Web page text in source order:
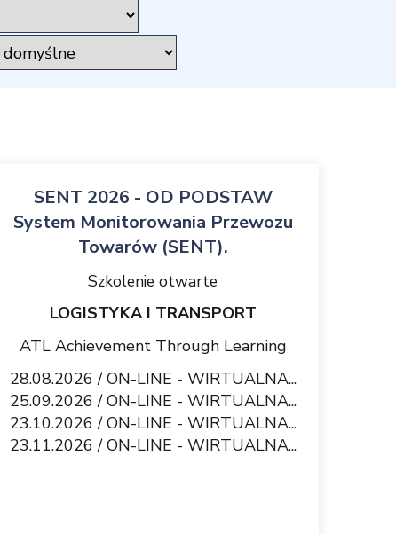
SENT 2026 - OD PODSTAW
System Monitorowania Przewozu
Towarów (SENT).
Szkolenie otwarte
LOGISTYKA I TRANSPORT
ATL Achievement Through Learning
28.08.2026 / ON-LINE - WIRTUALNA...
25.09.2026 / ON-LINE - WIRTUALNA...
23.10.2026 / ON-LINE - WIRTUALNA...
23.11.2026 / ON-LINE - WIRTUALNA...